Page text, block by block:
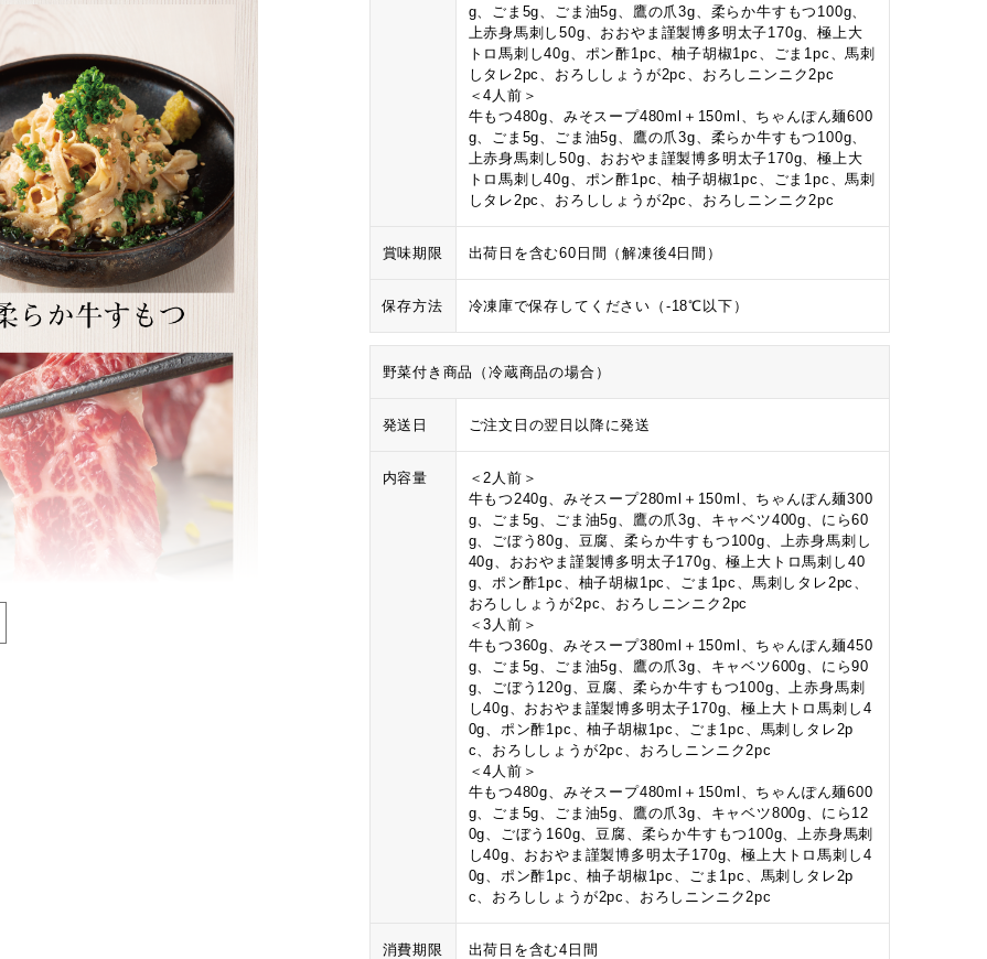
g、ごま5g、ごま油5g、鷹の爪3g、柔らか牛すもつ100g、
上赤身馬刺し50g、おおやま謹製博多明太子170g、極上大
トロ馬刺し40g、ポン酢1pc、柚子胡椒1pc、ごま1pc、馬刺
しタレ2pc、おろししょうが2pc、おろしニンニク2pc
＜4人前＞
牛もつ480g、みそスープ480ml＋150ml、ちゃんぽん麺600
g、ごま5g、ごま油5g、鷹の爪3g、柔らか牛すもつ100g、
上赤身馬刺し50g、おおやま謹製博多明太子170g、極上大
トロ馬刺し40g、ポン酢1pc、柚子胡椒1pc、ごま1pc、馬刺
しタレ2pc、おろししょうが2pc、おろしニンニク2pc
賞味期限 出荷日を含む60日間（解凍後4日間）
保存方法 冷凍庫で保存してください（-18℃以下）
野菜付き商品（冷蔵商品の場合）
発送日 ご注文日の翌日以降に発送
内容量
＜2人前＞
牛もつ240g、みそスープ280ml＋150ml、ちゃんぽん麺300
g、ごま5g、ごま油5g、鷹の爪3g、キャベツ400g、にら60
g、ごぼう80g、豆腐、柔らか牛すもつ100g、上赤身馬刺し
40g、おおやま謹製博多明太子170g、極上大トロ馬刺し40
g、ポン酢1pc、柚子胡椒1pc、ごま1pc、馬刺しタレ2pc、
おろししょうが2pc、おろしニンニク2pc
＜3人前＞
牛もつ360g、みそスープ380ml＋150ml、ちゃんぽん麺450
g、ごま5g、ごま油5g、鷹の爪3g、キャベツ600g、にら90
g、ごぼう120g、豆腐、柔らか牛すもつ100g、上赤身馬刺
し40g、おおやま謹製博多明太子170g、極上大トロ馬刺し4
0g、ポン酢1pc、柚子胡椒1pc、ごま1pc、馬刺しタレ2p
c、おろししょうが2pc、おろしニンニク2pc
＜4人前＞
牛もつ480g、みそスープ480ml＋150ml、ちゃんぽん麺600
g、ごま5g、ごま油5g、鷹の爪3g、キャベツ800g、にら12
0g、ごぼう160g、豆腐、柔らか牛すもつ100g、上赤身馬刺
し40g、おおやま謹製博多明太子170g、極上大トロ馬刺し4
0g、ポン酢1pc、柚子胡椒1pc、ごま1pc、馬刺しタレ2p
c、おろししょうが2pc、おろしニンニク2pc
消費期限 出荷日を含む4日間